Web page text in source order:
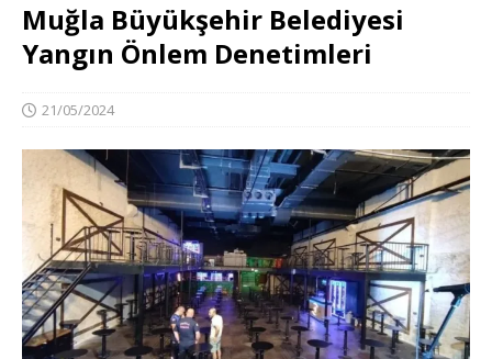
Muğla Büyükşehir Belediyesi
Yangın Önlem Denetimleri
21/05/2024